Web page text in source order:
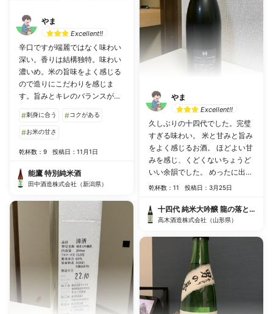
やま
Excellent!!
辛口ですが端麗ではなく味わい
深い。香りは結構独特。味わい
濃いめ。米の旨味をよく感じる
ので造りにこだわりを感じま
す。旨みとキレのバランスがい
#刺身に合う #コクがある
#お米の甘さ
乾杯数：9 投稿日：11月1日
能鷹 特別純米酒
田中酒造株式会社（新潟県）
やま
Excellent!!
久しぶりの十四代でした。完璧
すぎる味わい。 米と甘みと旨み
をよく感じるお酒。 ほどよい甘
みを感じ、くどくないちょうど
いい余韻でした。 めったに出会
いないお酒に感謝。
乾杯数：11 投稿日：3月25日
十四代 純米大吟醸 龍の落とし子生
高木酒造株式会社（山形県）